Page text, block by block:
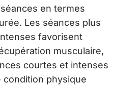
en termes
Les séances plus
favorisent
musculaire,
courtes et intenses
physique